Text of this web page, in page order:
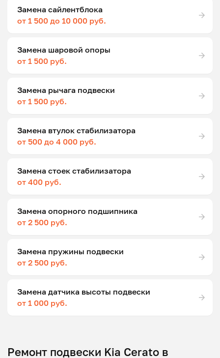
Замена сайлентблока
от 1 500 до 10 000 руб.
Замена шаровой опоры
от 1 500 руб.
Замена рычага подвески
от 1 500 руб.
Замена втулок стабилизатора
от 500 до 4 000 руб.
Замена стоек стабилизатора
от 400 руб.
Замена опорного подшипника
от 2 500 руб.
Замена пружины подвески
от 2 500 руб.
Замена датчика высоты подвески
от 1 000 руб.
Ремонт подвески Kia Cerato в